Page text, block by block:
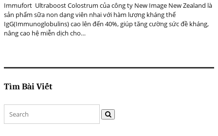
Immufort Ultraboost Colostrum của công ty New Image New Zealand là
sản phẩm sữa non dạng viên nhai với hàm lượng kháng thể
IgG(Immunoglobulins) cao lên đến 40%, giúp tăng cường sức đề kháng,
nâng cao hệ miễn dịch cho…
Tìm Bài Viết